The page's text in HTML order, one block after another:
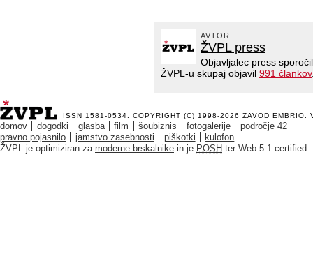
AVTOR
ŽVPL press
Objavljalec press
ŽVPL-u skupaj objavil 991 člankov
ISSN 1581-0534. COPYRIGHT (C) 1998-2026 ZAVOD EMBRIO .
domov dogodki glasba film šoubiznis fotogalerije
področje 42
pravno pojasnilo
jamstvo zasebnosti piškotki
kulofon
ŽVPL je optimiziran za moderne brskalnike in je POSH ter Web 5.1 certified.